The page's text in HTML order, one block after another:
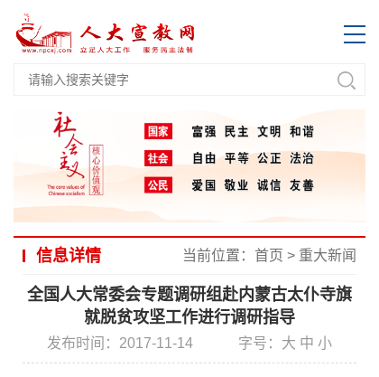
信息详情 当前位置： 首页 > 重大新闻
全国人大常委会专题调研组赴内蒙古太仆寺旗
就脱贫攻坚工作进行调研指导
发布时间：2017-11-14 字号： 大 中 小